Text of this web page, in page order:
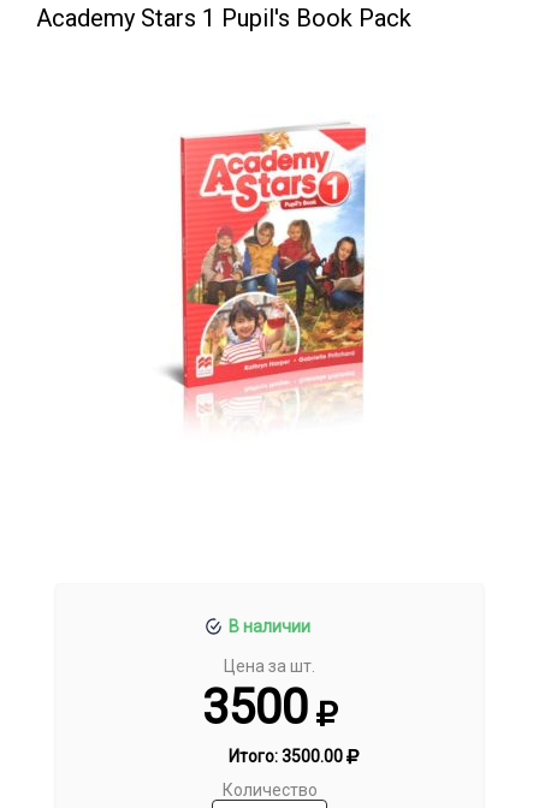
Academy Stars 1 Pupil's Book Pack
В наличии
Цена за шт.
3500
Итого:3500.00
Количество